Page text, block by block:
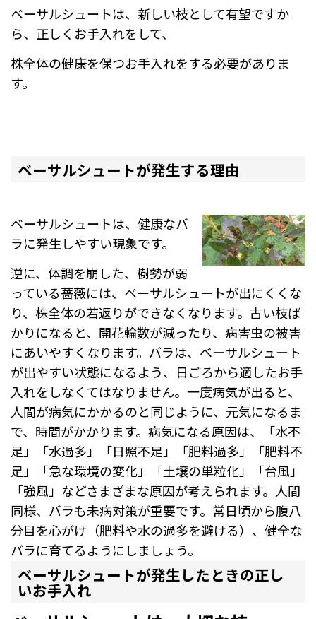
ベーサルシュートは、新しい枝として有望ですか
ら、正しくお手入れをして、
株全体の健康を保つお手入れをする必要がありま
す。
ベーサルシュートが発生する理由
ベーサルシュートは、健康なバ
ラに発生しやすい現象です。
逆に、体調を崩した、樹勢が弱
っている薔薇には、ベーサルシュートが出にくくな
り、株全体の若返りができなくなります。古い枝ば
かりになると、開花輪数が減ったり、病害虫の被害
にあいやすくなります。バラは、ベーサルシュート
が出やすい状態になるよう、日ごろから適したお手
入れをしなくてはなりません。一度病気が出ると、
人間が病気にかかるのと同じように、元気になるま
で、時間がかかります。病気になる原因は、「水不
足」「水過多」「日照不足」「肥料過多」「肥料不
足」「急な環境の変化」「土壌の単粒化」「台風」
「強風」などさまざまな原因が考えられます。人間
同様、バラも未病対策が重要です。常日頃から腹八
分目を心がけ（肥料や水の過多を避ける）、健全な
バラに育てるようにしましょう。
ベーサルシュートが発生したときの正し
いお手入れ